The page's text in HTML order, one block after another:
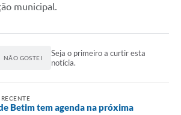
municipal.
NÃO GOSTEI
Seja o primeiro a curtir esta
notícia.
Betim tem agenda na próxima